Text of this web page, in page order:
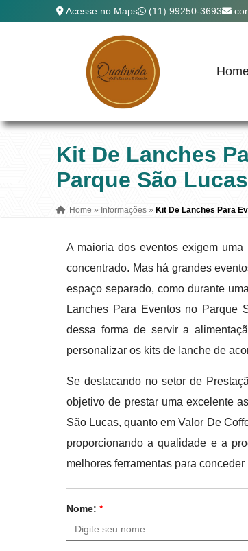
Acesse no Maps (11) 99250-3693
Kit De Lanches
Parque São Lucas
Home » Informações » Kit De Lanches Para
A maioria dos eventos exigem
concentrado. Mas há grandes
espaço separado, como durante
Lanches Para Eventos no Parque
dessa forma de servir a
personalizar os kits de lanche de
Se destacando no setor de
objetivo de prestar uma excelente
São Lucas, quanto em Valor De
proporcionando a qualidade e a
melhores ferramentas para
Nome:*